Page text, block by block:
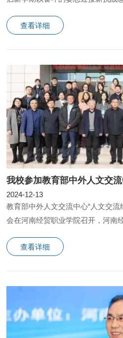
查看详细
2024-12-13
教育部中外人文交流中心“人文交
会在河南经贸职业学院召开，河南
查看详细